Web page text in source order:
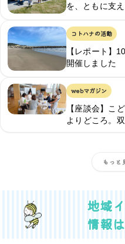
を、ともに支
コトハナの活動
【レポート】
開催しました
webマガジン
【座談会】こ
よりどころ。
もっと
地域
情報